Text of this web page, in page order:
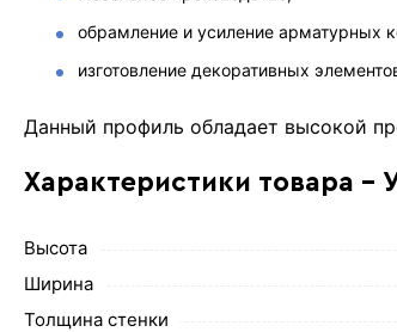
обрамление и усиление арматурных
изготовление декоративных
Данный профиль обладает высокой
Характеристики товара -
Высота
Ширина
Толщина стенки